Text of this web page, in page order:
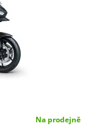
Na prodejně